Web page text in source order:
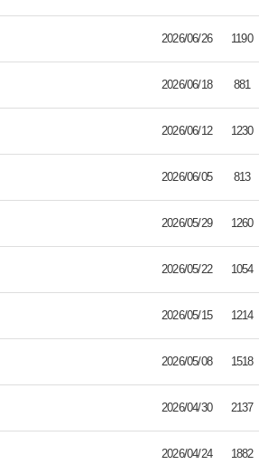
2026/06/26 1190
2026/06/18 881
2026/06/12 1230
2026/06/05 813
2026/05/29 1260
2026/05/22 1054
2026/05/15 1214
2026/05/08 1518
2026/04/30 2137
2026/04/24 1882